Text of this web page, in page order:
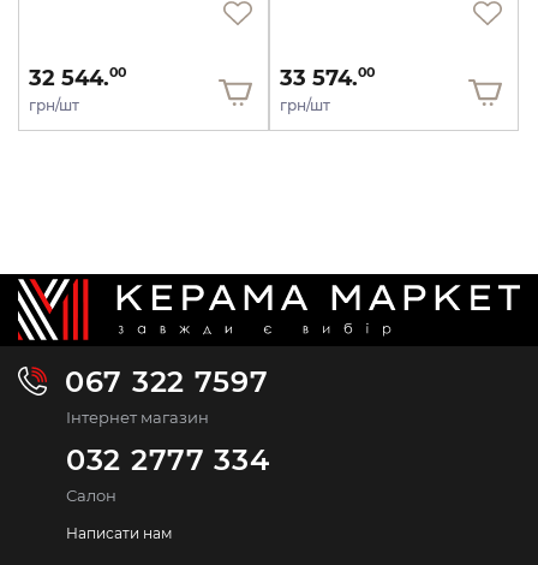
32 544.00
грн/шт
33 574.00
грн/шт
067 322 7597
Інтернет магазин
032 2777 334
Салон
Написати нам